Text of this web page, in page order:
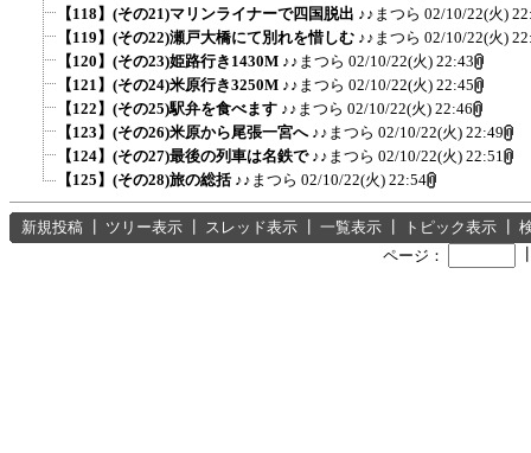
【118】(その21)マリンライナーで四国脱出 ♪♪まつら 02/10/22(火)
【119】(その22)瀬戸大橋にて別れを惜しむ ♪♪まつら 02/10/22(火)
【120】(その23)姫路行き1430M ♪♪まつら 02/10/22(火) 22:43
【121】(その24)米原行き3250M ♪♪まつら 02/10/22(火) 22:45
【122】(その25)駅弁を食べます ♪♪まつら 02/10/22(火) 22:46
【123】(その26)米原から尾張一宮へ ♪♪まつら 02/10/22(火) 22:49
【124】(その27)最後の列車は名鉄で ♪♪まつら 02/10/22(火) 22:51
【125】(その28)旅の総括 ♪♪まつら 02/10/22(火) 22:54
新規投稿 ツリー表示 スレッド表示 一覧表示 トピック表示
ページ：